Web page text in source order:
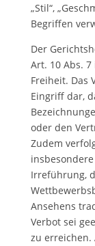
„Stil“,
Begriffen
Der
Art. 10 Abs.
Freiheit. Das
Eingriff dar,
oder den
Zudem
Irreführung,
Ansehens
Verbot sei
zu erreichen.